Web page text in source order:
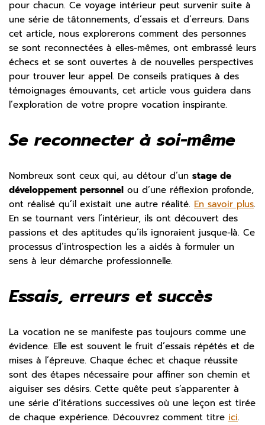
pour chacun. Ce voyage intérieur peut survenir suite à
une série de tâtonnements, d’essais et d’erreurs. Dans
cet article, nous explorerons comment des personnes
se sont reconnectées à elles-mêmes, ont embrassé leurs
échecs et se sont ouvertes à de nouvelles perspectives
pour trouver leur appel. De conseils pratiques à des
témoignages émouvants, cet article vous guidera dans
l’exploration de votre propre vocation inspirante.
Se reconnecter à soi-même
Nombreux sont ceux qui, au détour d’un stage de
développement personnel ou d’une réflexion profonde,
ont réalisé qu’il existait une autre réalité. En savoir plus.
En se tournant vers l’intérieur, ils ont découvert des
passions et des aptitudes qu’ils ignoraient jusque-là. Ce
processus d’introspection les a aidés à formuler un
sens à leur démarche professionnelle.
Essais, erreurs et succès
La vocation ne se manifeste pas toujours comme une
évidence. Elle est souvent le fruit d’essais répétés et de
mises à l’épreuve. Chaque échec et chaque réussite
sont des étapes nécessaire pour affiner son chemin et
aiguiser ses désirs. Cette quête peut s’apparenter à
une série d’itérations successives où une leçon est tirée
de chaque expérience. Découvrez comment titre ici.